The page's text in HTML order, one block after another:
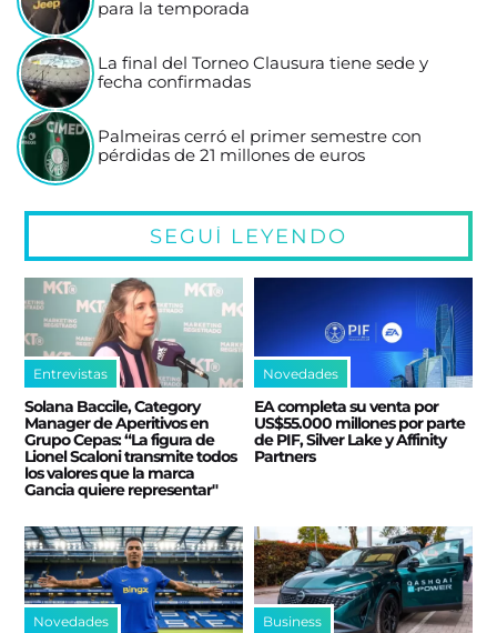
para la temporada
La final del Torneo Clausura tiene sede y
fecha confirmadas
Palmeiras cerró el primer semestre con
pérdidas de 21 millones de euros
SEGUÍ LEYENDO
Entrevistas
Solana Baccile, Category
Manager de Aperitivos en
Grupo Cepas: “La figura de
Lionel Scaloni transmite todos
los valores que la marca
Gancia quiere representar"
Novedades
EA completa su venta por
US$55.000 millones por parte
de PIF, Silver Lake y Affinity
Partners
Novedades Business